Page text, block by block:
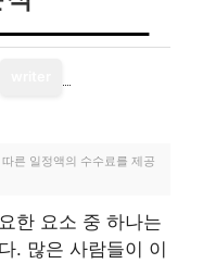
른 일정액의 수수료를 제공
한 요소 중 하나는
. 많은 사람들이 이